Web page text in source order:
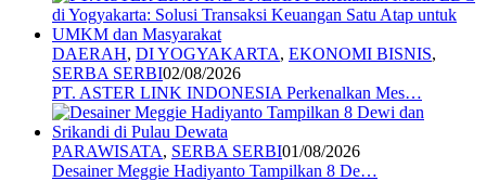
DAERAH, DI YOGYAKARTA, EKONOMI BISNIS,
SERBA SERBI02/08/2026
PT. ASTER LINK INDONESIA Perkenalkan Mes…
PARAWISATA, SERBA SERBI01/08/2026
Desainer Meggie Hadiyanto Tampilkan 8 De…